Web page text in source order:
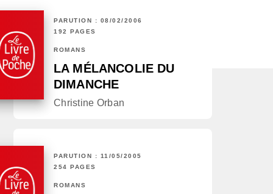
PARUTION : 08/02/2006
192 PAGES
ROMANS
LA MÉLANCOLIE DU
DIMANCHE
Christine Orban
PARUTION : 11/05/2005
254 PAGES
ROMANS